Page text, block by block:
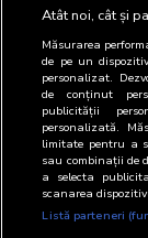
Atât noi, cât și
Măsurarea
de pe un
personalizat.
de conținut
publicității
personalizată.
limitate pentru a
sau combinații de
a selecta
scanarea
Listă parteneri